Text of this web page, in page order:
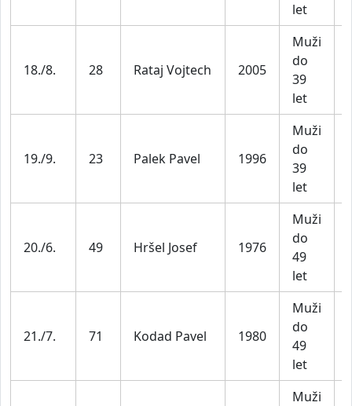
let
18./8. 28 Rataj Vojtech 2005
Muži
do
39
let
19./9. 23 Palek Pavel 1996
Muži
do
39
let
20./6. 49 Hršel Josef 1976
Muži
do
49
let
21./7. 71 Kodad Pavel 1980
Muži
do
49
let
Muži